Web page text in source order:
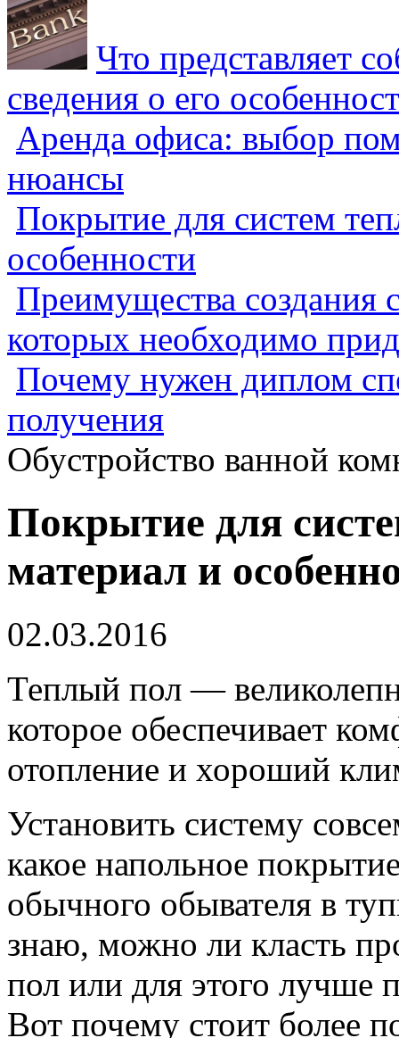
Что представляет
сведения о его
Аренда офиса: выбор
нюансы
Покрытие для систем
особенности
Преимущества создания
которых необходимо
Почему нужен диплом
получения
Обустройство ванной
Покрытие для
материал и
02.03.2016
Теплый пол —
которое обеспечивает
отопление и хороший
Установить систему
какое напольное
обычного обывателя в
знаю, можно ли класть
пол или для этого лучше
Вот почему стоит более